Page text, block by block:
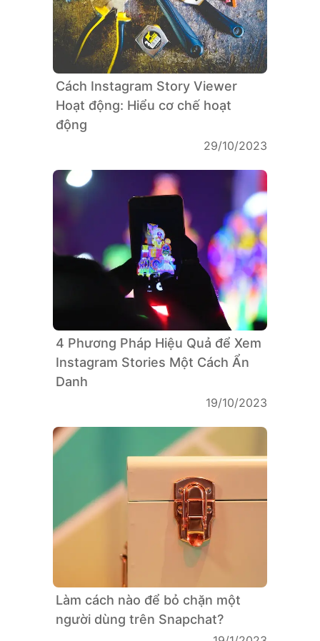
Cách Instagram Story Viewer
Hoạt động: Hiểu cơ chế hoạt
động
29/10/2023
4 Phương Pháp Hiệu Quả để Xem
Instagram Stories Một Cách Ẩn
Danh
19/10/2023
Làm cách nào để bỏ chặn một
người dùng trên Snapchat?